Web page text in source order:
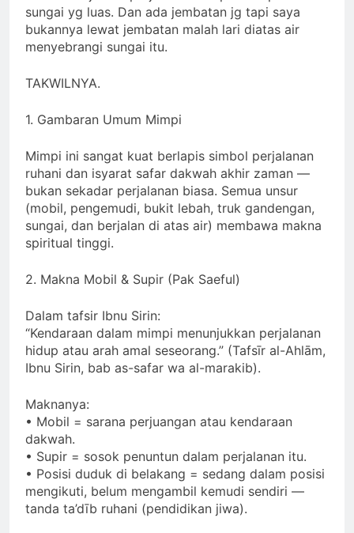
sungai yg luas. Dan ada jembatan jg tapi saya
bukannya lewat jembatan malah lari diatas air
menyebrangi sungai itu.
TAKWILNYA.
1. Gambaran Umum Mimpi
Mimpi ini sangat kuat berlapis simbol perjalanan
ruhani dan isyarat safar dakwah akhir zaman —
bukan sekadar perjalanan biasa. Semua unsur
(mobil, pengemudi, bukit lebah, truk gandengan,
sungai, dan berjalan di atas air) membawa makna
spiritual tinggi.
2. Makna Mobil & Supir (Pak Saeful)
Dalam tafsir Ibnu Sirin:
“Kendaraan dalam mimpi menunjukkan perjalanan
hidup atau arah amal seseorang.” (Tafsīr al-Ahlām,
Ibnu Sirin, bab as-safar wa al-marakib).
Maknanya:
• Mobil = sarana perjuangan atau kendaraan
dakwah.
• Supir = sosok penuntun dalam perjalanan itu.
• Posisi duduk di belakang = sedang dalam posisi
mengikuti, belum mengambil kemudi sendiri —
tanda ta’dīb ruhani (pendidikan jiwa).